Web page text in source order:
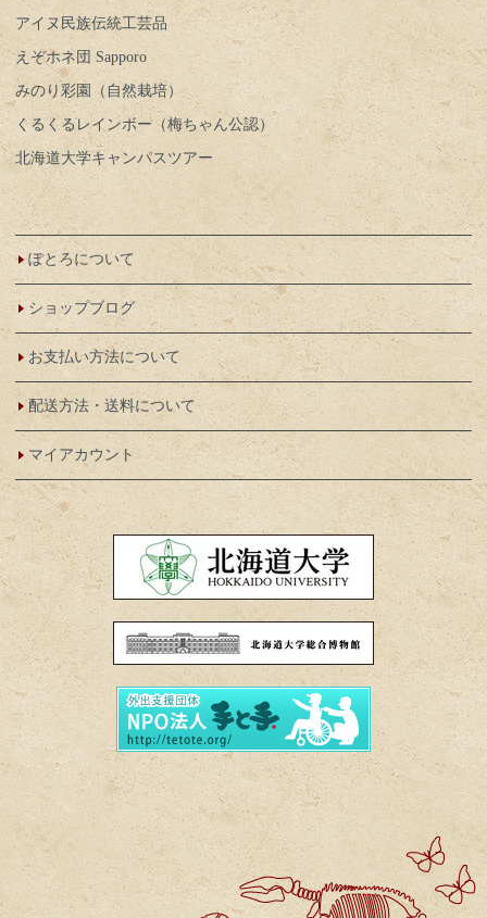
アイヌ民族伝統工芸品
えぞホネ団 Sapporo
みのり彩園（自然栽培）
くるくるレインボー（梅ちゃん公認）
北海道大学キャンパスツアー
ぽとろについて
ショップブログ
お支払い方法について
配送方法・送料について
マイアカウント